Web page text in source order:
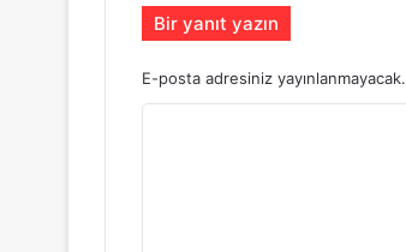
Bir yanıt yazın
E-posta adresiniz yayınlanmayacak.